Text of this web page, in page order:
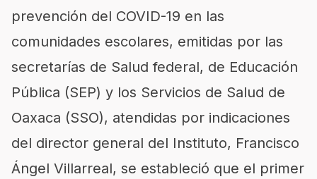
prevención del COVID-19 en las
comunidades escolares, emitidas por las
secretarías de Salud federal, de Educación
Pública (SEP) y los Servicios de Salud de
Oaxaca (SSO), atendidas por indicaciones
del director general del Instituto, Francisco
Ángel Villarreal, se estableció que el primer